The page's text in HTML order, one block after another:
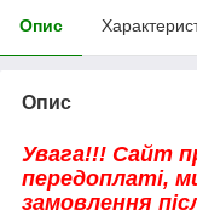
Опис
Опис
Увага!!! Сайт
передоплаті,
замовлення